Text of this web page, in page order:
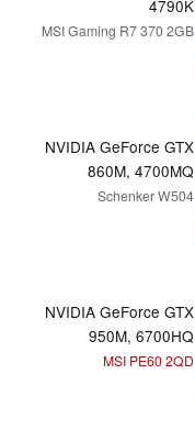
4790K
MSI Gaming R7 370 2GB
NVIDIA GeForce GTX
860M, 4700MQ
Schenker W504
NVIDIA GeForce GTX
950M, 6700HQ
MSI PE60 2QD